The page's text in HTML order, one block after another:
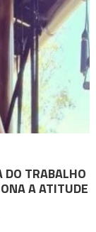
DO TRABALHO
A ATITUDE